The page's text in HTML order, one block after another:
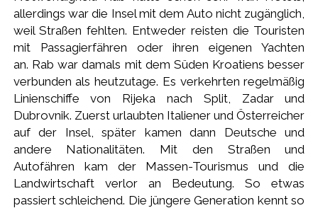
allerdings war die Insel mit dem Auto nicht zugänglich,
weil Straßen fehlten. Entweder reisten die Touristen
mit Passagierfähren oder ihren eigenen Yachten
an. Rab war damals mit dem Süden Kroatiens besser
verbunden als heutzutage. Es verkehrten regelmäßig
Linienschiffe von Rijeka nach Split, Zadar und
Dubrovnik. Zuerst urlaubten Italiener und Österreicher
auf der Insel, später kamen dann Deutsche und
andere Nationalitäten. Mit den Straßen und
Autofähren kam der Massen-Tourismus und die
Landwirtschaft verlor an Bedeutung. So etwas
passiert schleichend. Die jüngere Generation kennt so